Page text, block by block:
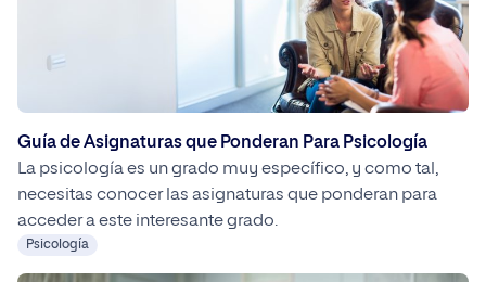
Guía de Asignaturas que Ponderan Para Psicología
La psicología es un grado muy específico, y como tal,
necesitas conocer las asignaturas que ponderan para
acceder a este interesante grado.
Psicología